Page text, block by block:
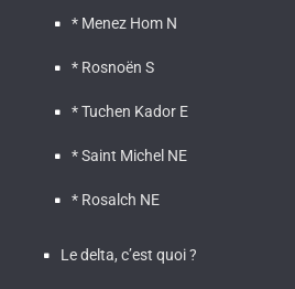
* Menez Hom N
* Rosnoën S
* Tuchen Kador E
* Saint Michel NE
* Rosalch NE
Le delta, c’est quoi ?